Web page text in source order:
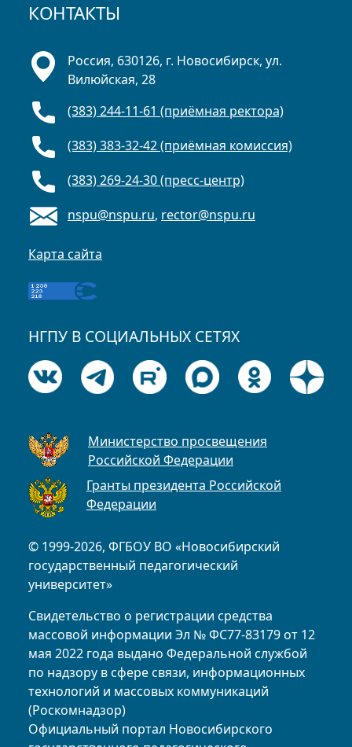
КОНТАКТЫ
© 1999-2026, ФГБОУ ВО «Новосибирский
государственный педагогический
университет»
Свидетельство о регистрации средства
массовой информации Эл № ФС77-83179 от 12
мая 2022 года выдано Федеральной службой
по надзору в сфере связи, информационных
технологий и массовых коммуникаций
(Роскомнадзор)
Официальный портал Новосибирского
Россия, 630126, г. Новосибирск, ул.
Вилюйская, 28
(383) 244-11-61 (приёмная ректора)
(383) 383-32-42 (приёмная комиссия)
(383) 269-24-30 (пресс-центр)
nspu@nspu.ru, rector@nspu.ru
Карта сайта
НГПУ В СОЦИАЛЬНЫХ СЕТЯХ
Министерство просвещения
Российской Федерации
Гранты президента Российской
Федерации